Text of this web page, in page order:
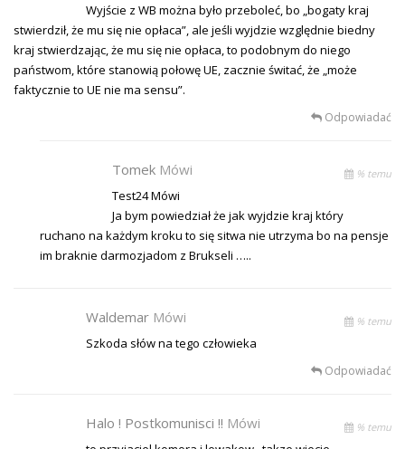
Wyjście z WB można było przeboleć, bo „bogaty kraj
stwierdził, że mu się nie opłaca”, ale jeśli wyjdzie względnie biedny
kraj stwierdzając, że mu się nie opłaca, to podobnym do niego
państwom, które stanowią połowę UE, zacznie świtać, że „może
faktycznie to UE nie ma sensu”.
Odpowiadać
Tomek Mówi % temu
Test24 Mówi
Ja bym powiedział że jak wyjdzie kraj który
ruchano na każdym kroku to się sitwa nie utrzyma bo na pensje
im braknie darmozjadom z Brukseli …..
Waldemar Mówi % temu
Szkoda słów na tego człowieka
Odpowiadać
Halo ! Postkomunisci !! Mówi % temu